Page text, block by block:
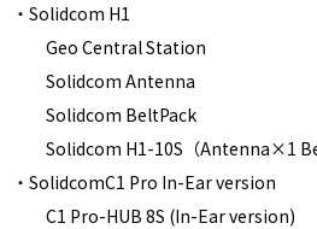
・Solidcom H1
Geo Central Station
Solidcom Antenna
Solidcom BeltPack
Solidcom H1-10S（Antenna×1
・SolidcomC1 Pro In-Ear version
C1 Pro-HUB 8S (In-Ear version)